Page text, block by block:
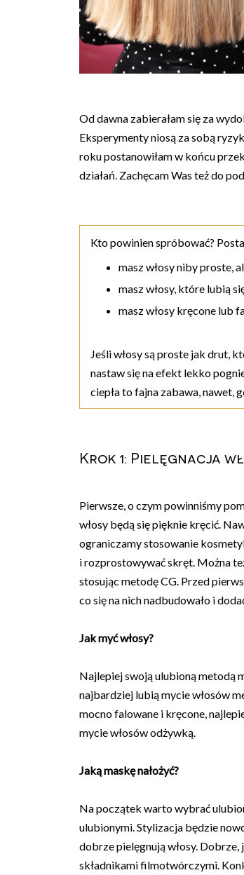
Od dawna zabierałam się za
Eksperymenty niosą za sobą
roku postanowiłam w końcu
działań. Zachęcam Was też do
Kto powinien spróbować?
masz włosy niby proste,
masz włosy, które lubią
masz włosy kręcone lub
Jeśli włosy są proste jak drut,
nastaw się na efekt lekko
ciepła to fajna zabawa, nawet,
Krok 1: Pielęgnacja
Pierwsze, o czym powinniśmy
włosy będą się pięknie kręcić.
ograniczamy stosowanie
i rozprostowywać skręt. Można
stosując metodę CG. Przed
co się na nich nadbudowało i
Jak myć włosy?
Najlepiej swoją ulubioną metodą
najbardziej lubią mycie włosów
mocno falowane i kręcone,
mycie włosów odżywką.
Jaką maskę nałożyć?
Na początek warto wybrać
ulubionymi. Stylizacja będzie
dobrze pielęgnują włosy. Dobrze,
składnikami filmotwórczymi.